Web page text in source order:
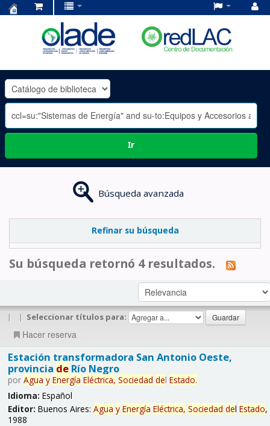
OLADE
-
Ir
Búsqueda avanzada
Refinar su búsqueda
Su búsqueda retornó 4 resultados.
| | Seleccionar títulos para:
Hacer reserva
Estación transformadora San Antonio Oeste,
provincia deRío Negro
por Agua y Energía Eléctrica, Sociedad del Estado.
Idioma: Español
Editor: Buenos Aires: Agua y Energía Eléctrica, Sociedad del Estado,
1988